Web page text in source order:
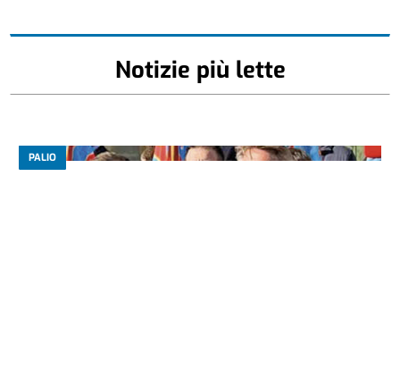
Notizie più lette
PALIO